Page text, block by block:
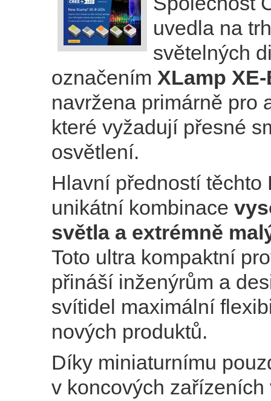
uvedla na
světelných
označením XLamp
navržena primárně pro
které vyžadují přesné
osvětlení.
Hlavní předností těchto
unikátní kombinace
světla a extrémně
Toto ultra kompaktní
přináší inženýrům a
svítidel maximální
nových produktů.
Díky miniaturnímu
v koncových